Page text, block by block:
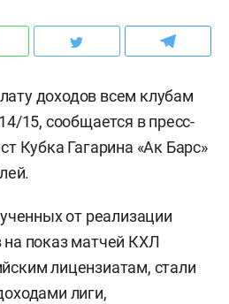
доходов всем клубам
15, сообщается в пресс-
Кубка Гагарина «Ак Барс»
от реализации
на показ матчей КХЛ
лицензиатам, стали
лиги,